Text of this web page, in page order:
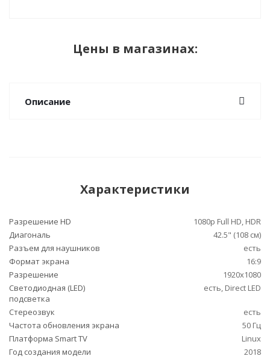
Цены в магазинах:
Описание
Характеристики
Разрешение HD
1080p Full HD, HDR
Диагональ
42.5" (108 см)
Разъем для наушников
есть
Формат экрана
16:9
Разрешение
1920x1080
Светодиодная (LED)
подсветка
есть, Direct LED
Стереозвук
есть
Частота обновления экрана
50 Гц
Платформа Smart TV
Linux
Год создания модели
2018